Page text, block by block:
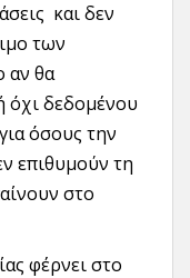
και δεν
των
αν θα
όχι δεδομένου
όσους την
επιθυμούν τη
στο
φέρνει στο